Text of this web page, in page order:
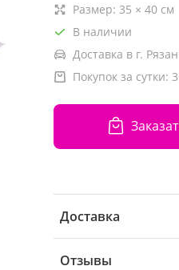
Размер: 35 × 40 см
В наличии
Доставка в г.
Покупок за сутки: 3
Доставка
Отзывы